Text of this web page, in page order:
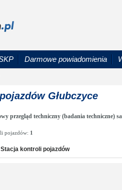
Darmowe powiadomienia
Głubczyce
przegląd techniczny (badania techniczne)
pojazdów: 1
kontroli pojazdów